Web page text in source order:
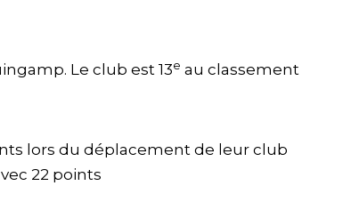
Le club est 13e au classement
lors du déplacement de leur club
22 points